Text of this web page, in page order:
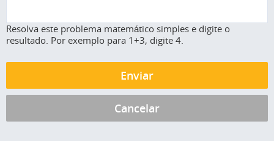
Resolva este problema matemático simples e digite o
resultado. Por exemplo para 1+3, digite 4.